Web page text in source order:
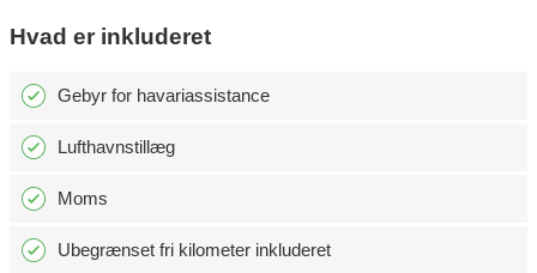
Hvad er inkluderet
Gebyr for havariassistance
Lufthavnstillæg
Moms
Ubegrænset fri kilometer inkluderet